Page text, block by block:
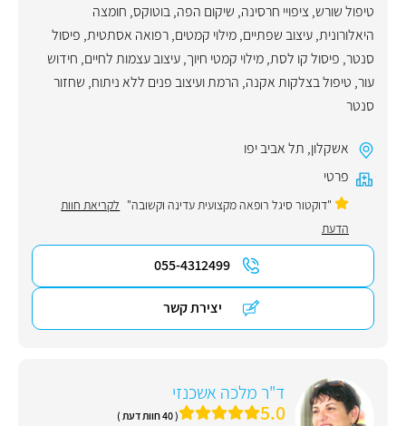
טיפול שורש, ציפויי חרסינה, שיקום הפה,בוטוקס, חומצה
היאלורונית,עיצוב שפתיים,מילוי קמטים,רפואה אסתטית, פיסול
סנטר, פיסול קו לסת,מילוי קמטי חיוך,עיצוב עצמות לחיים, חידוש
עור, טיפול בצלקות אקנה, הרמת ועיצוב פנים ללא ניתוח, שחזור
סנטר
אשקלון, תל אביב יפו
פרטי
"דוקטור סיגל רופאה מקצועית עדינה וקשובה" לקריאת חוות
הדעת
055-4312499
יצירת קשר
ד"ר מלכה אשכנזי
5.0 ( 40 חוות דעת )